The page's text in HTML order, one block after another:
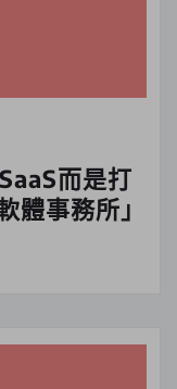
而是打
體事務所」